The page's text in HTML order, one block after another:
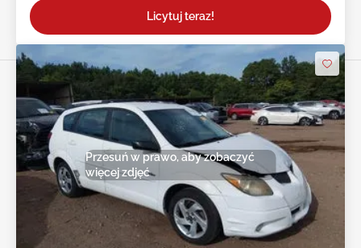
Licytuj teraz!
Przesuń w prawo, aby zobaczyć
więcej zdjęć